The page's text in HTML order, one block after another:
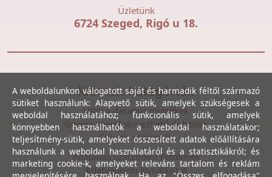
Üzletünk
6724 Szeged, Rigó u 18.
Kiemelt kategóriák
Utolsó darabos termékek
Gewiss szerelvényezhető dobozok
Csövek, csatornák
Általános Szerződési Feltételek
Adatvédelmi Nyilatkozat
A weboldalunkon válogatott saját és harmadik féltől származó
sütiket használunk: Alapvető sütik, amelyek szükségesek a
weboldal használatához; funkcionális sütik, amelyek
könnyebben használhatók a weboldal használatakor;
teljesítmény-sütik, amelyeket összesített adatok előállítására
használunk a weboldal használatáról és a statisztikákról; és
marketing cookie-k, amelyeket releváns tartalom és reklám